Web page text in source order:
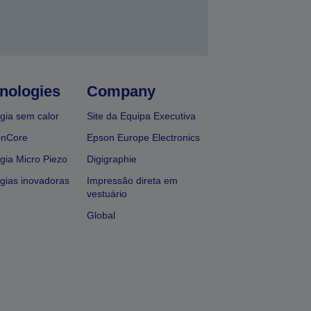
sem calor
Micro Piezo
inovadoras
Company
Site da Equipa Executiva
Epson Europe Electronics
Digigraphie
Impressão direta em
vestuário
Global